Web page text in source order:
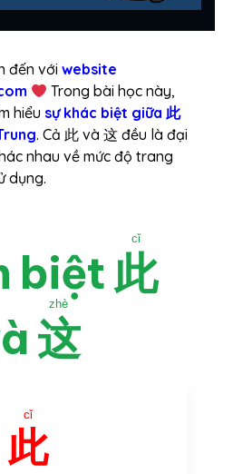
đến với website
Trong bài học này,
hiểu sự khác biệt giữa 此
. Cả 此 và 这 đều là đại
nhau về mức độ trang
dụng.
biệt此
cǐ
这
zhè
此
cǐ